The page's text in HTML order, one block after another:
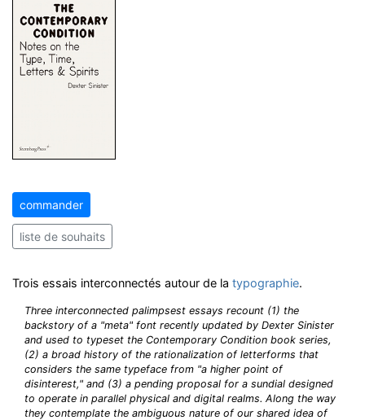
commander
liste de souhaits
Trois essais interconnectés autour de la typographie.
Three interconnected palimpsest essays recount (1) the
backstory of a "meta" font recently updated by Dexter Sinister
and used to typeset the Contemporary Condition book series,
(2) a broad history of the rationalization of letterforms that
considers the same typeface from "a higher point of
disinterest," and (3) a pending proposal for a sundial designed
to operate in parallel physical and digital realms. Along the way
they contemplate the ambiguous nature of our shared idea of